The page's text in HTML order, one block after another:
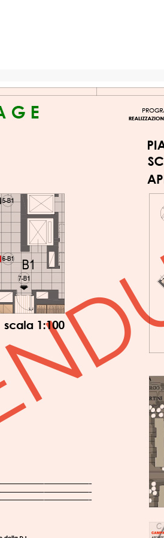
Real Estate